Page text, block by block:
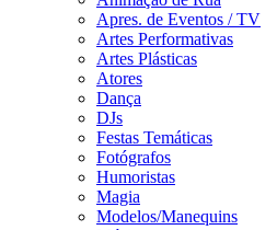
Apres. de Eventos / TV
Artes Performativas
Artes Plásticas
Atores
Dança
DJs
Festas Temáticas
Fotógrafos
Humoristas
Magia
Modelos/Manequins